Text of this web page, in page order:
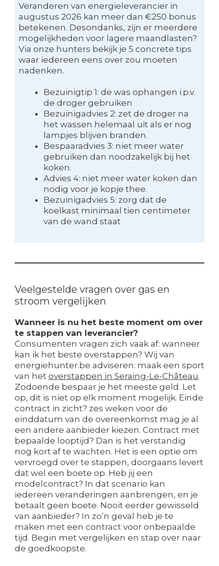
Veranderen van energieleverancier in
augustus 2026 kan meer dan €250 bonus
betekenen. Desondanks, zijn er meerdere
mogelijkheden voor lagere maandlasten?
Via onze hunters bekijk je 5 concrete tips
waar iedereen eens over zou moeten
nadenken.
Bezuinigtip 1: de was ophangen i.p.v.
de droger gebruiken
Bezuinigadvies 2: zet de droger na
het wassen helemaal uit als er nog
lampjes blijven branden.
Bespaaradvies 3: niet meer water
gebruiken dan noodzakelijk bij het
koken.
Advies 4: niet meer water koken dan
nodig voor je kopje thee.
Bezuinigadvies 5: zorg dat de
koelkast minimaal tien centimeter
van de wand staat
Veelgestelde vragen over gas en
stroom vergelijken
Wanneer is nu het beste moment om over
te stappen van leverancier?
Consumenten vragen zich vaak af: wanneer
kan ik het beste overstappen? Wij van
energiehunter.be adviseren: maak een sport
van het overstappen in Seraing-Le-Château.
Zodoende bespaar je het meeste geld. Let
op, dit is niet op elk moment mogelijk. Einde
contract in zicht? zes weken voor de
einddatum van de overeenkomst mag je al
een andere aanbieder kiezen. Contract met
bepaalde looptijd? Dan is het verstandig
nog kort af te wachten. Het is een optie om
vervroegd over te stappen, doorgaans levert
dat wel een boete op. Heb jij een
modelcontract? In dat scenario kan
iedereen veranderingen aanbrengen, en je
betaalt geen boete. Nooit eerder gewisseld
van aanbieder? In zo’n geval heb je te
maken met een contract voor onbepaalde
tijd. Begin met vergelijken en stap over naar
de goedkoopste.